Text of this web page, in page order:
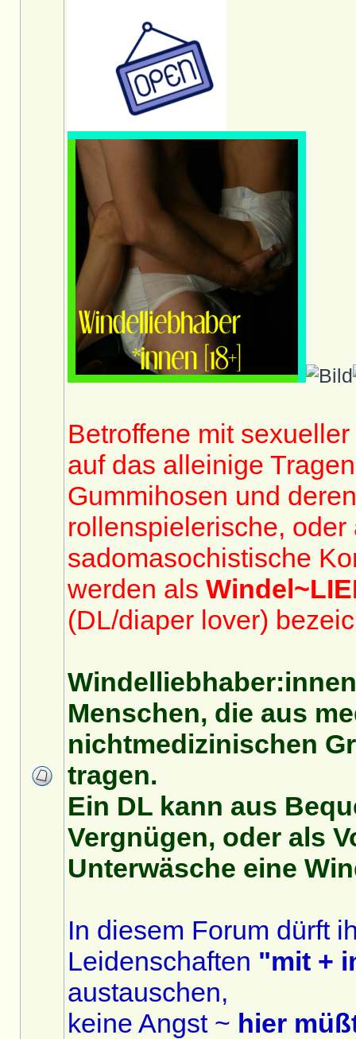
Betroffene mit
auf das alleinige
Gummihosen und
rollenspielerische, oder
sadomasochistische
werden als
(DL/diaper lover)
Menschen, die aus
nichtmedizinischen
tragen.
Ein DL kann aus
Vergnügen, oder als
Unterwäsche eine
In diesem Forum dürft
Leidenschaften "mit +
austauschen,
keine Angst ~ hier